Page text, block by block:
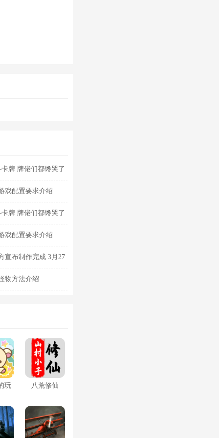
牌 牌佬们都馋哭了
戏配置要求介绍
牌 牌佬们都馋哭了
戏配置要求介绍
宣布制作完成 3月27
物方法介绍
玩 八荒修仙